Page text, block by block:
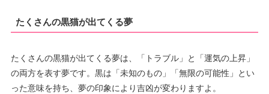
たくさんの黒猫が出てくる夢
たくさんの黒猫が出てくる夢は、「トラブル」と「運気の上昇」
の両方を表す夢です。黒は「未知のもの」「無限の可能性」とい
った意味を持ち、夢の印象により吉凶が変わりますよ。